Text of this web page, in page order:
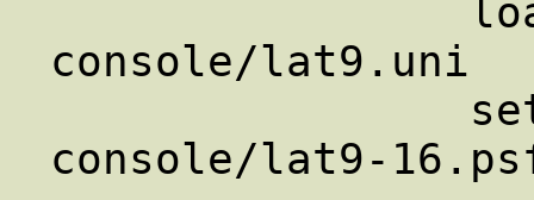
console/lat9.uni